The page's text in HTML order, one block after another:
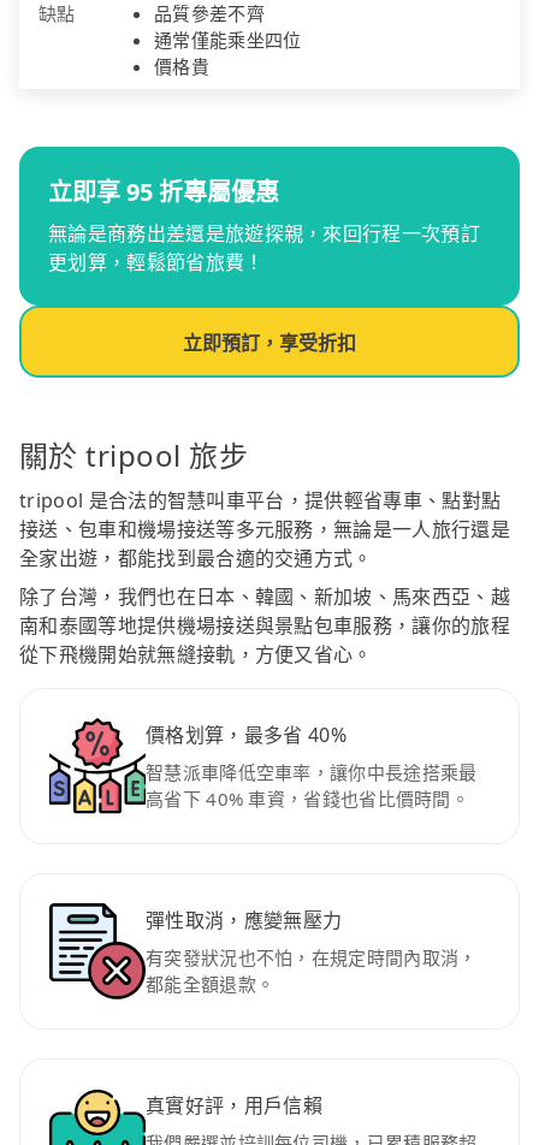
缺點
品質參差不齊
通常僅能乘坐四位
價格貴
立即享 95 折專屬優惠
無論是商務出差還是旅遊探親，來回行程一次預訂
更划算，輕鬆節省旅費！
立即預訂，享受折扣
關於 tripool 旅步
tripool 是合法的智慧叫車平台，提供輕省專車、點對點
接送、包車和機場接送等多元服務，無論是一人旅行還是
全家出遊，都能找到最合適的交通方式。
除了台灣，我們也在日本、韓國、新加坡、馬來西亞、越
南和泰國等地提供機場接送與景點包車服務，讓你的旅程
從下飛機開始就無縫接軌，方便又省心。
價格划算，最多省 40%
智慧派車降低空車率，讓你中長途搭乘最
高省下 40% 車資，省錢也省比價時間。
彈性取消，應變無壓力
有突發狀況也不怕，在規定時間內取消，
都能全額退款。
真實好評，用戶信賴